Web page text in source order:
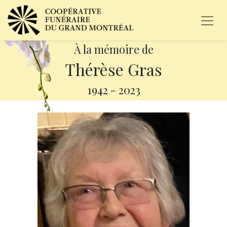
À la mémoire de
Thérèse Gras
1942 - 2023